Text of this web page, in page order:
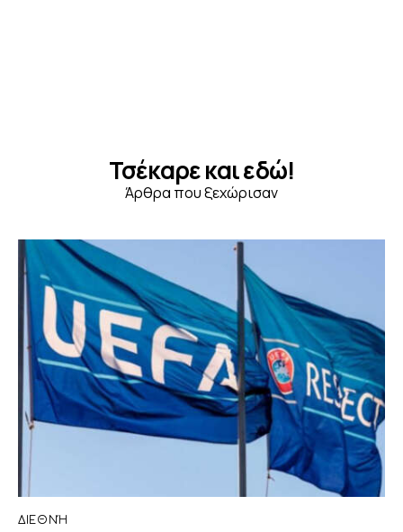
Τσέκαρε και εδώ!
Άρθρα που ξεχώρισαν
ΔΙΕΘΝΉ